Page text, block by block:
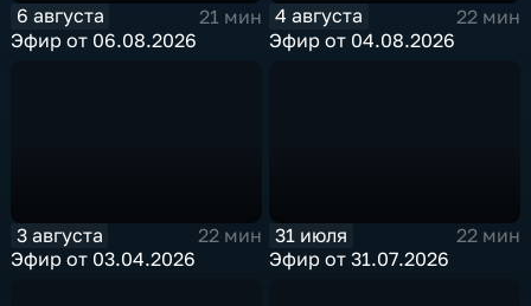
6 августа
21 мин
Эфир от 06.08.2026
4 августа
22 мин
Эфир от 04.08.2026
3 августа
22 мин
Эфир от 03.04.2026
31 июля
22 мин
Эфир от 31.07.2026